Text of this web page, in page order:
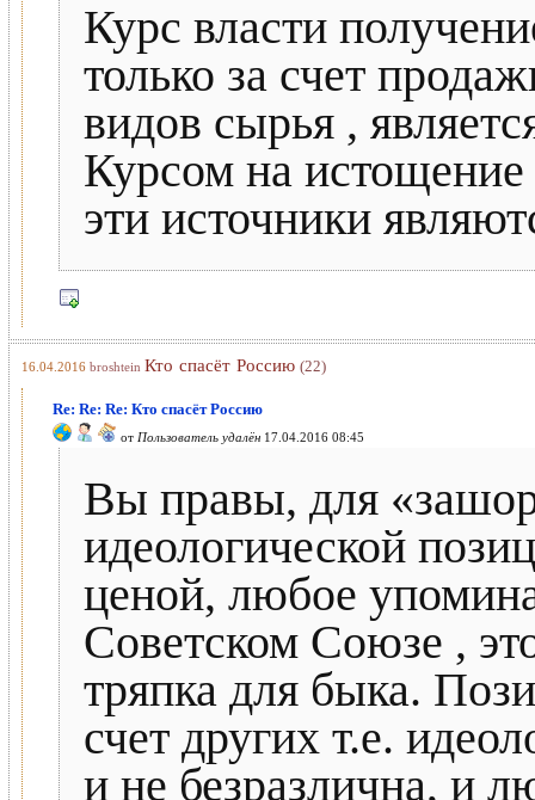
Курс власти
только за счет
видов сырья ,
Курсом на истощение
эти источники
16.04.2016 broshtein Кто спасёт Россию (22)
Re: Re: Re: Кто спасёт Россию
от Пользователь удалён 17.04.2016 08:45
Вы правы, для
идеологической
ценой, любое
Советском Союзе ,
тряпка для быка.
счет других т.е.
и не безразлична, и